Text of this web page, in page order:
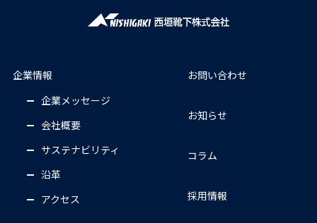
企業情報
企業メッセージ
会社概要
サステナビリティ
沿革
アクセス
お問い合わせ
お知らせ
コラム
採用情報